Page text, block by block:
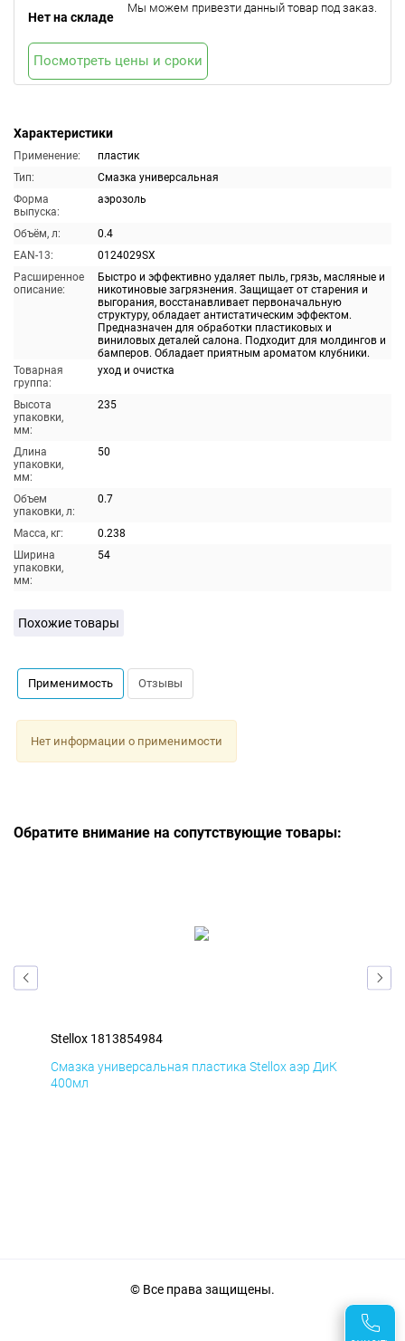
Характеристики
Применение:
пластик
Тип:
Смазка универсальная
Форма
выпуска:
аэрозоль
Объём, л:
0.4
EAN-13:
0124029SX
Расширенное
описание:
Быстро и эффективно удаляет пыль, грязь, масляные и
никотиновые загрязнения. Защищает от старения и
выгорания, восстанавливает первоначальную
структуру, обладает антистатическим эффектом.
Предназначен для обработки пластиковых и
виниловых деталей салона. Подходит для молдингов и
бамперов. Обладает приятным ароматом клубники.
Товарная
группа:
уход и очистка
Высота
упаковки,
мм:
235
Длина
упаковки,
мм:
50
Объем
упаковки, л:
0.7
Масса, кг:
0.238
Ширина
упаковки,
мм:
54
Нет на складе
Мы можем привезти данный товар под заказ.
Посмотреть цены и сроки
Похожие товары
Применимость Отзывы
Нет информации о применимости
Обратите внимание на сопутствующие товары:
Stellox 1813854984
Смазка универсальная пластика Stellox аэр ДиК
400мл
© Все права защищены.